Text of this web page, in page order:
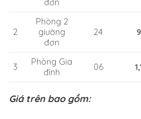
đơn
2
Phòng 2
giường
đơn
24
3
Phòng Gia
đình
06
Giá trên bao gồm: